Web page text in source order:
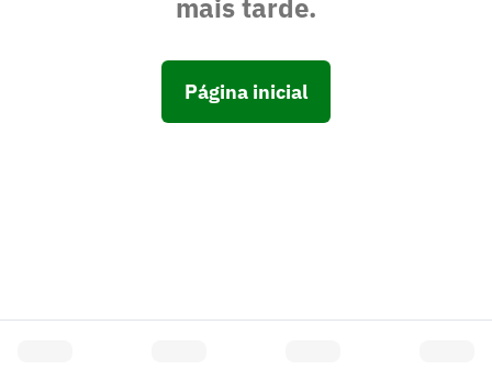
mais tarde.
Página inicial